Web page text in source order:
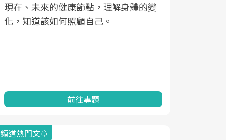
現在、未來的健康節點，理解身體的變
化，知道該如何照顧自己。
前往專題
頻道熱門文章